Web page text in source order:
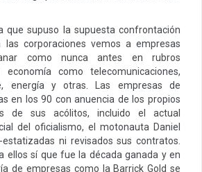
que supuso la supuesta confrontación
las corporaciones vemos a empresas
como nunca antes en rubros
como telecomunicaciones,
energía y otras. Las empresas de
en los 90 con anuencia de los propios
de sus acólitos, incluido el actual
del oficialismo, el motonauta Daniel
ni revisados sus contratos.
ellos sí que fue la década ganada y en
de empresas como la Barrick Gold se